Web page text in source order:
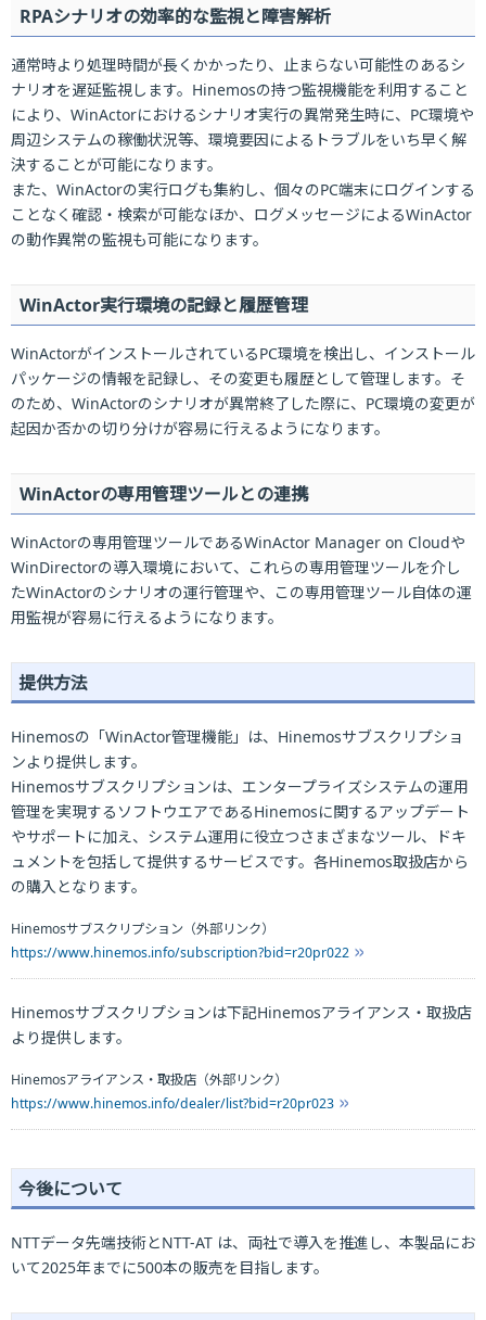
RPAシナリオの効率的な監視と障害解析
通常時より処理時間が長くかかったり、止まらない可能性のあるシ
ナリオを遅延監視します。Hinemosの持つ監視機能を利用すること
により、WinActorにおけるシナリオ実行の異常発生時に、PC環境や
周辺システムの稼働状況等、環境要因によるトラブルをいち早く解
決することが可能になります。
また、WinActorの実行ログも集約し、個々のPC端末にログインする
ことなく確認・検索が可能なほか、ログメッセージによるWinActor
の動作異常の監視も可能になります。
WinActor実行環境の記録と履歴管理
WinActorがインストールされているPC環境を検出し、インストール
パッケージの情報を記録し、その変更も履歴として管理します。そ
のため、WinActorのシナリオが異常終了した際に、PC環境の変更が
起因か否かの切り分けが容易に行えるようになります。
WinActorの専用管理ツールとの連携
WinActorの専用管理ツールであるWinActor Manager on Cloudや
WinDirectorの導入環境において、これらの専用管理ツールを介し
たWinActorのシナリオの運行管理や、この専用管理ツール自体の運
用監視が容易に行えるようになります。
提供方法
Hinemosの「WinActor管理機能」は、Hinemosサブスクリプショ
ンより提供します。
Hinemosサブスクリプションは、エンタープライズシステムの運用
管理を実現するソフトウエアであるHinemosに関するアップデート
やサポートに加え、システム運用に役立つさまざまなツール、ドキ
ュメントを包括して提供するサービスです。各Hinemos取扱店から
の購入となります。
Hinemosサブスクリプション（外部リンク）
https://www.hinemos.info/subscription?bid=r20pr022
Hinemosサブスクリプションは下記Hinemosアライアンス・取扱店
より提供します。
Hinemosアライアンス・取扱店（外部リンク）
https://www.hinemos.info/dealer/list?bid=r20pr023
今後について
NTTデータ先端技術とNTT-AT は、両社で導入を推進し、本製品にお
いて2025年までに500本の販売を目指します。